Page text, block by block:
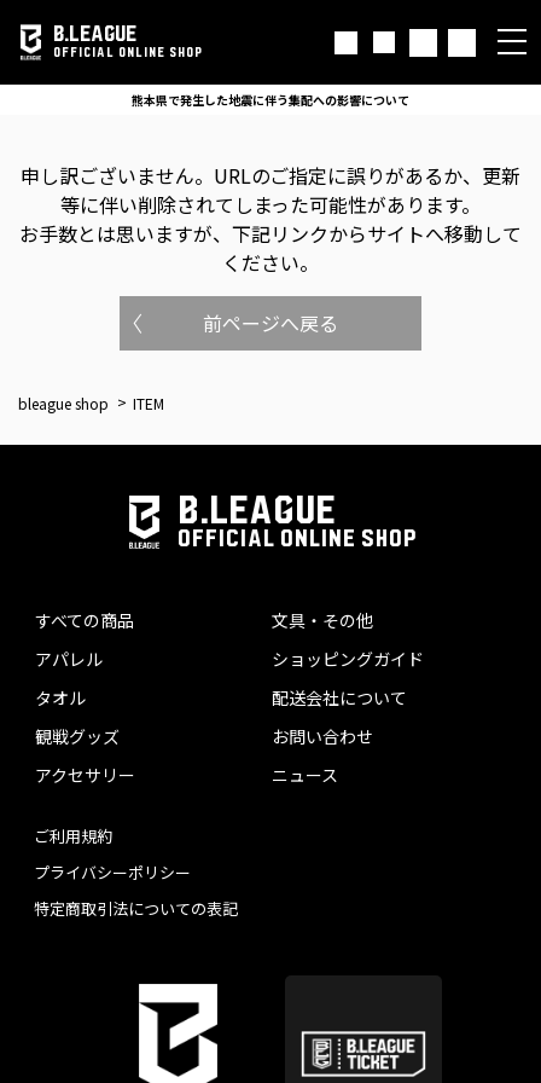
B.LEAGUE
OFFICIAL ONLINE SHOP
熊本県で発生した地震に伴う集配への影響について
申し訳ございません。 URLのご指定に誤りがあるか、更新
等に伴い削除されてしまった可能性があります。
お手数とは思いますが、下記リンクからサイトへ移動して
ください。
前ページへ戻る
bleague shop ITEM
B.LEAGUE
OFFICIAL ONLINE SHOP
すべての商品
アパレル
タオル
観戦グッズ
アクセサリー
文具・その他
ショッピングガイド
配送会社について
お問い合わせ
ニュース
ご利用規約
プライバシーポリシー
特定商取引法についての表記